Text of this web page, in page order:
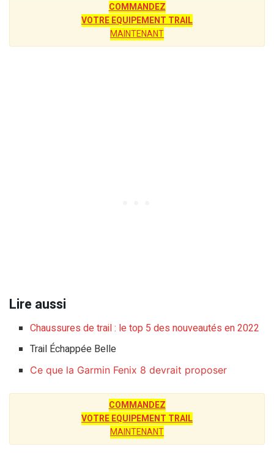
COMMANDEZ
VOTRE EQUIPEMENT TRAIL
MAINTENANT
Lire aussi
Chaussures de trail : le top 5 des nouveautés en 2022
Trail Échappée Belle
Ce que la Garmin Fenix 8 devrait proposer
COMMANDEZ
VOTRE EQUIPEMENT TRAIL
MAINTENANT